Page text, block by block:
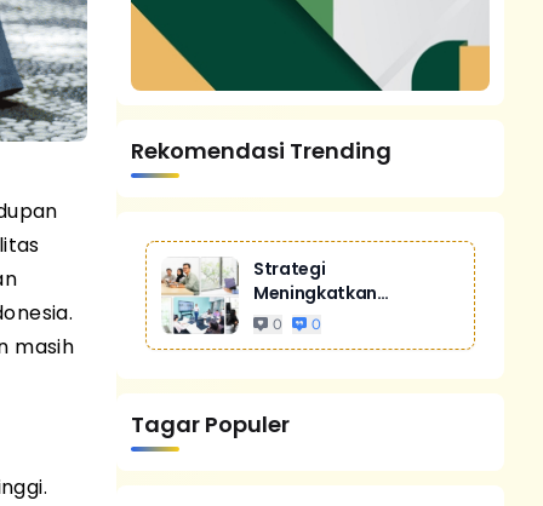
masih
Rekomendasi Trending
Strategi
Meningkatkan
Penjualan Melalui
0 0
Tagar Populer